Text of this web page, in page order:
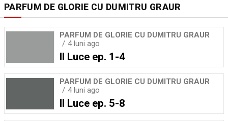
PARFUM DE GLORIE CU DUMITRU GRAUR
PARFUM DE GLORIE CU DUMITRU GRAUR
4 luni ago
Il Luce ep. 1-4
PARFUM DE GLORIE CU DUMITRU GRAUR
4 luni ago
Il Luce ep. 5-8